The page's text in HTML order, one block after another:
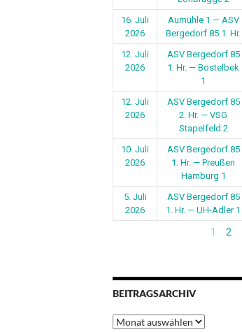
16. Juli
2026
Aumühle 1 — ASV
Bergedorf 85 1. Hr.
12. Juli
2026
ASV Bergedorf 85
1. Hr. — Bostelbek
1
12. Juli
2026
ASV Bergedorf 85
2. Hr. — VSG
Stapelfeld 2
10. Juli
2026
ASV Bergedorf 85
1. Hr. — Preußen
Hamburg 1
5. Juli
2026
ASV Bergedorf 85
1. Hr. — UH-Adler 1
1 2
BEITRAGSARCHIV
Beitragsarchiv